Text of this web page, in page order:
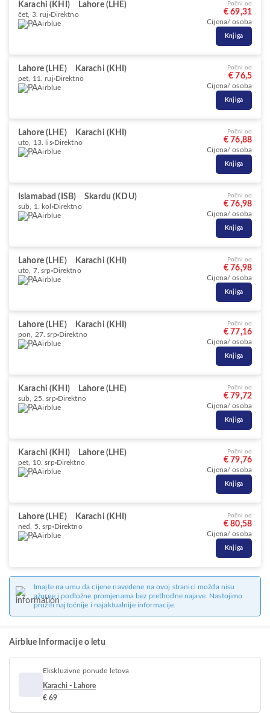
Karachi (KHI) Lahore (LHE)
čet, 3. ruj Direktno
Airblue
Počni od
€ 69,31
Cijena/ osoba
Knjiga
Lahore (LHE) Karachi (KHI)
pet, 11. ruj Direktno
Airblue
Počni od
€ 76,5
Cijena/ osoba
Knjiga
Lahore (LHE) Karachi (KHI)
uto, 13. lis Direktno
Airblue
Počni od
€ 76,88
Cijena/ osoba
Knjiga
Islamabad (ISB) Skardu (KDU)
sub, 1. kol Direktno
Airblue
Počni od
€ 76,98
Cijena/ osoba
Knjiga
Lahore (LHE) Karachi (KHI)
uto, 7. srp Direktno
Airblue
Počni od
€ 76,98
Cijena/ osoba
Knjiga
Lahore (LHE) Karachi (KHI)
pon, 27. srp Direktno
Airblue
Počni od
€ 77,16
Cijena/ osoba
Knjiga
Karachi (KHI) Lahore (LHE)
sub, 25. srp Direktno
Airblue
Počni od
€ 79,72
Cijena/ osoba
Knjiga
Karachi (KHI) Lahore (LHE)
pet, 10. srp Direktno
Airblue
Počni od
€ 79,76
Cijena/ osoba
Knjiga
Lahore (LHE) Karachi (KHI)
ned, 5. srp Direktno
Airblue
Počni od
€ 80,58
Cijena/ osoba
Knjiga
Imajte na umu da cijene navedene na ovoj stranici možda nisu
ažurne i podložne promjenama bez prethodne najave. Nastojimo
pružiti najtočnije i najaktualnije informacije.
Airblue Informacije o letu
Ekskluzivne ponude letova
Karachi - Lahore
€ 69